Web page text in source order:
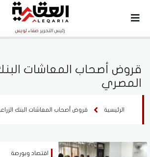
رئيس التحرير صفاء لويس
قروض أصحاب المعاشات
المصري
الرئيسية قروض أصحاب المعاشات البنك
اقتصاد وبورصة